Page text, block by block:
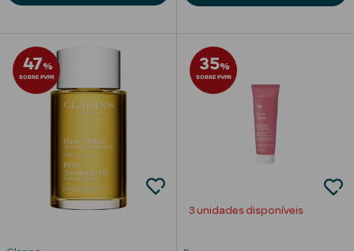
Ver Tudo
47%
SOBRE PVPR
35%
SOBRE PVPR
3 unidades disponíveis